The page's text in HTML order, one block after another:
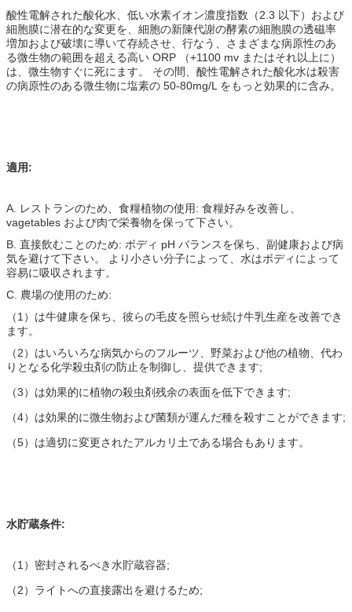
酸性電解された酸化水、低い水素イオン濃度指数（2.3 以下）および
細胞膜に潜在的な変更を、細胞の新陳代謝の酵素の細胞膜の透磁率
増加および破壊に導いて存続させ、行なう、さまざまな病原性のあ
る微生物の範囲を超える高い ORP （+1100 mv またはそれ以上に）
は、微生物すぐに死にます。 その間、酸性電解された酸化水は殺害
の病原性のある微生物に塩素の 50-80mg/L をもっと効果的に含み。
適用:
A. レストランのため、食糧植物の使用: 食糧好みを改善し、
vagetables および肉で栄養物を保って下さい。
B. 直接飲むことのため: ボディ pH バランスを保ち、副健康および病
気を避けて下さい。 より小さい分子によって、水はボディによって
容易に吸収されます。
C. 農場の使用のため:
（1）は牛健康を保ち、彼らの毛皮を照らせ続け牛乳生産を改善でき
ます。
（2）はいろいろな病気からのフルーツ、野菜および他の植物、代わ
りとなる化学殺虫剤の防止を制御し、提供できます;
（3）は効果的に植物の殺虫剤残余の表面を低下できます;
（4）は効果的に微生物および菌類が運んだ種を殺すことができます;
（5）は適切に変更されたアルカリ土である場合もあります。
水貯蔵条件:
（1）密封されるべき水貯蔵容器;
（2）ライトへの直接露出を避けるため;